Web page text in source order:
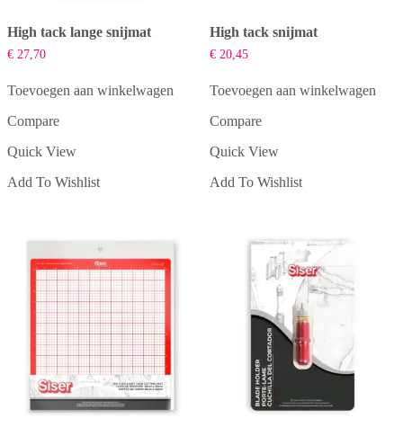
High tack lange snijmat
€ 27,70
Toevoegen aan winkelwagen
Compare
Quick View
Add To Wishlist
High tack snijmat
€20,45
Toevoegen aan winkelwagen
Compare
Quick View
Add To Wishlist